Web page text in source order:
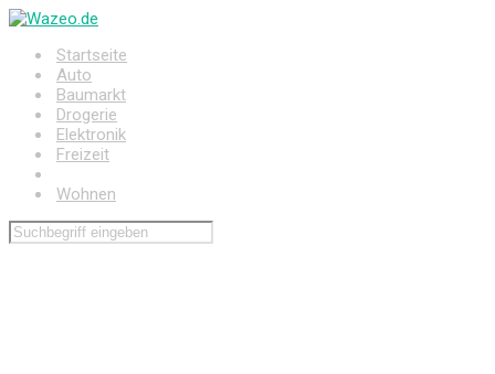
Zum
springenStartseite
Auto
Baumarkt
Drogerie
Elektronik
Freizeit
Wohnen